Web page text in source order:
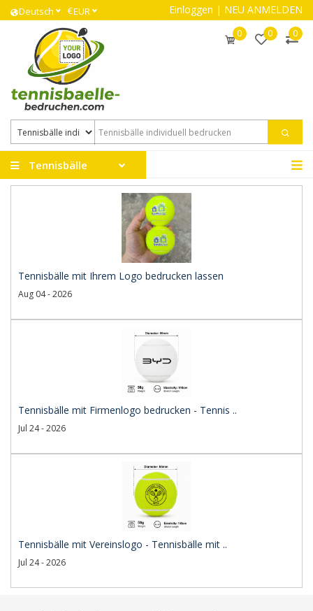
Deutsch €EUR Einloggen | NEU ANMELDEN
0 0 0
Tennisbälle
Tennisbälle mit Ihrem Logo bedrucken lassen
Aug 04 - 2026
Tennisbälle mit Firmenlogo bedrucken - Tennis ..
Jul 24 - 2026
Tennisbälle mit Vereinslogo - Tennisbälle mit ..
Jul 24 - 2026